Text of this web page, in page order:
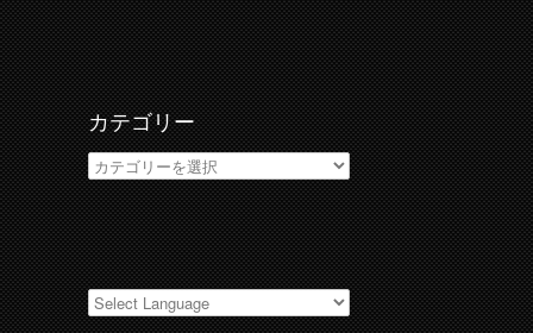
カ
イ
ブ
カテゴリー
カ
テ
ゴ
リ
ー